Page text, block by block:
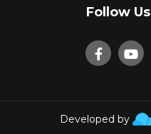
Follow Us
Developed by